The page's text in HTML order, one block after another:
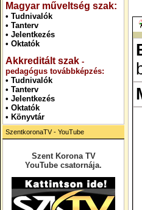
Magyar műveltség szak:
• Tudnivalók
• Tanterv
• Jelentkezés
• Oktatók
Akkreditált szak -
pedagógus továbbképzés:
• Tudnivalók
• Tanterv
• Jelentkezés
• Oktatók
• Könyvtár
SzentkoronaTV - YouTube
Szent Korona TV
YouTube csatornája.